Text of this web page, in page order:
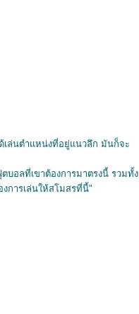
เล่นตำแหน่งที่อยู่แนวลึก มันก็จะ
บอลที่เขาต้องการมาตรงนี้ รวมทั้ง
การเล่นให้สโมสรที่นี้"